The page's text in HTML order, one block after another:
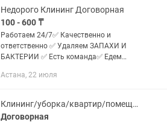
Недорого Клининг Договорная
100 - 600 ₸
Работаем 24/7✅ Качественно и
ответственно ✅ Удаляем ЗАПАХИ И
БАКТЕРИИ ✅ Есть команда✅ Едем
Пылесос ✅ Парогенератор ✅
Профессиональный химия✅ Новые...
Астана, 22 июля
Клининг/уборка/квартир/помещений/разные сложности
Договорная